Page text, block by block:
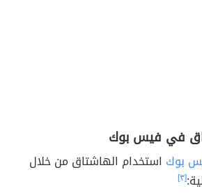
في فيس بوك
بوك استخدام الهاشتاق من خلال
[٣]